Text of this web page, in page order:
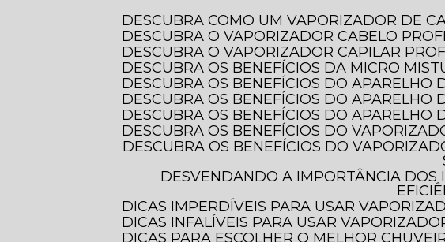
DESCUBRA COMO UM VAPORIZADOR DE
DESCUBRA O VAPORIZADOR CABELO
DESCUBRA O VAPORIZADOR CAPILAR
DESCUBRA OS BENEFÍCIOS DA MICRO
DESCUBRA OS BENEFÍCIOS DO
DESCUBRA OS BENEFÍCIOS DO
DESCUBRA OS BENEFÍCIOS DO
DESCUBRA OS BENEFÍCIOS DO
DESCUBRA OS BENEFÍCIOS DO VAPORIZADOR DE OZÔNIO PARA CUIDAR DOS SEUS CABELOS E TRANSFORMAR
DESVENDANDO A IMPORTÂNCIA DOS INSTRUMENTOS DE MEDIÇÃO ELETRÔNICOS PARA PRECISÃO E
DICAS IMPERDÍVEIS PARA USAR
DICAS INFALÍVEIS PARA USAR
DICAS PARA ESCOLHER O MELHOR